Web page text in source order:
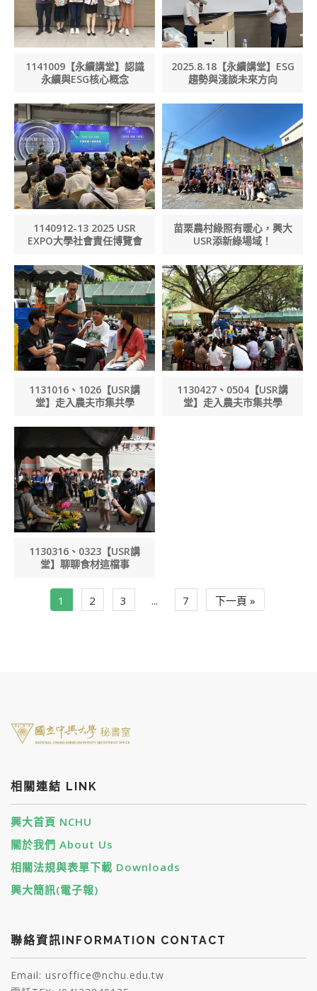
1141009【永續講堂】認識
永續與ESG核心概念
2025.8.18【永續講堂】ESG
趨勢與淺談未來方向
1140912-13 2025 USR
EXPO大學社會責任博覽會
苗栗農村綠照有暖心，興大
USR添新綠場域！
1131016、1026【USR講
堂】走入農夫市集共學
1130427、0504【USR講
堂】走入農夫市集共學
1130316、0323【USR講
堂】聊聊食材這檔事
1 2 3 ... 7 下一頁 »
相關連結 LINK
興大首頁 NCHU
關於我們 About Us
相關法規與表單下載 Downloads
興大簡訊(電子報)
聯絡資訊INFORMATION CONTACT
Email: usroffice@nchu.edu.tw